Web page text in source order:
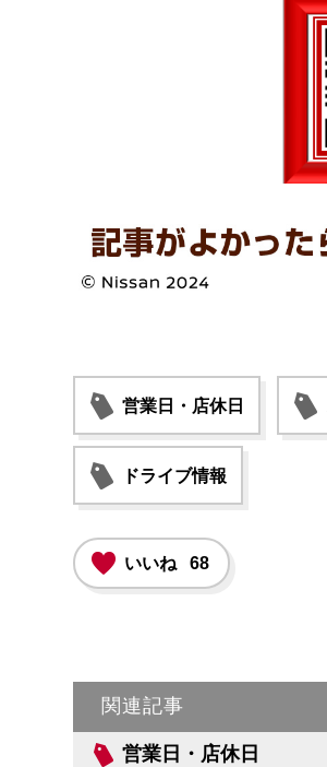
営業日・店休日
ドライブ情報
いいね 68
関連記事
営業日・店休日